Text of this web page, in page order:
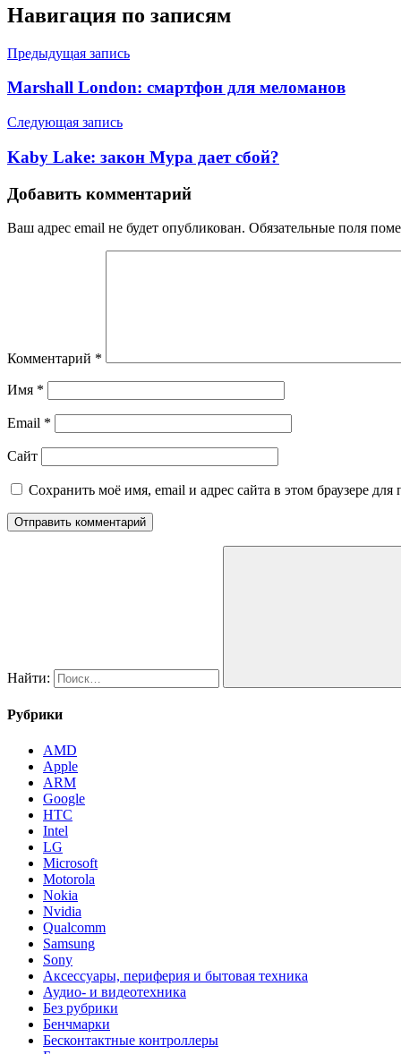
Навигация по записям
Предыдущая запись
Marshall London: смартфон для меломанов
Следующая запись
Kaby Lake: закон Мура дает сбой?
Добавить комментарий
Ваш адрес email не будет опубликован. Обязательные поля
Комментарий *
Имя *
Email *
Сайт
Сохранить моё имя, email и адрес сайта в этом браузере
Найти:
Рубрики
AMD
Apple
ARM
Google
HTC
Intel
LG
Microsoft
Motorola
Nokia
Nvidia
Qualcomm
Samsung
Sony
Аксессуары, периферия и бытовая техника
Аудио- и видеотехника
Без рубрики
Бенчмарки
Бесконтактные контроллеры